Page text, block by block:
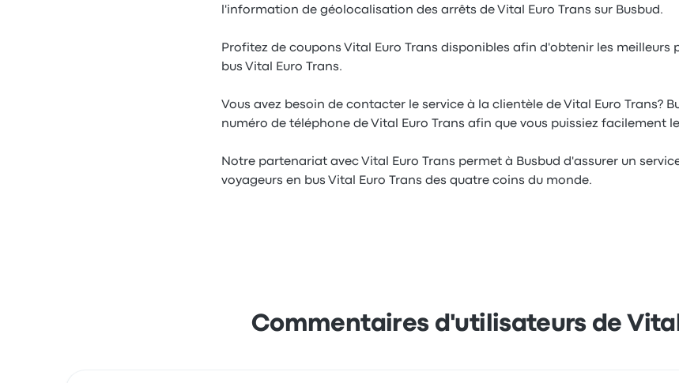
l'information de géolocalisation des arrêts de Vital Euro Trans sur Busbud.
Profitez de coupons Vital Euro Trans disponibles afin d'obtenir les meilleurs
bus Vital Euro Trans.
Vous avez besoin de contacter le service à la clientèle de Vital Euro Trans?
numéro de téléphone de Vital Euro Trans afin que vous puissiez facilement
Notre partenariat avec Vital Euro Trans permet à Busbud d'assurer un
voyageurs en bus Vital Euro Trans des quatre coins du monde.
Commentaires d'utilisateurs de